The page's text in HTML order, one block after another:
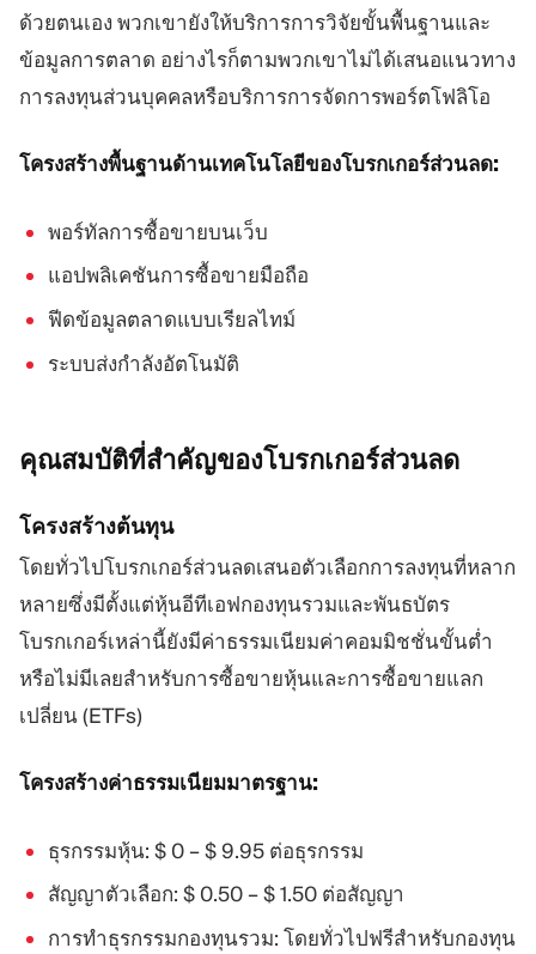
ด้วยตนเอง พวกเขายังให้บริการการวิจัยขั้นพื้นฐานและ
ข้อมูลการตลาด อย่างไรก็ตามพวกเขาไม่ได้เสนอแนวทาง
การลงทุนส่วนบุคคลหรือบริการการจัดการพอร์ตโฟลิโอ
โครงสร้างพื้นฐานด้านเทคโนโลยีของโบรกเกอร์ส่วนลด:
พอร์ทัลการซื้อขายบนเว็บ
แอปพลิเคชันการซื้อขายมือถือ
ฟีดข้อมูลตลาดแบบเรียลไทม์
ระบบส่งกำลังอัตโนมัติ
คุณสมบัติที่สำคัญของโบรกเกอร์ส่วนลด
โครงสร้างต้นทุน
โดยทั่วไปโบรกเกอร์ส่วนลดเสนอตัวเลือกการลงทุนที่หลาก
หลายซึ่งมีตั้งแต่หุ้นอีทีเอฟกองทุนรวมและพันธบัตร
โบรกเกอร์เหล่านี้ยังมีค่าธรรมเนียมค่าคอมมิชชั่นขั้นต่ำ
หรือไม่มีเลยสำหรับการซื้อขายหุ้นและการซื้อขายแลก
เปลี่ยน (ETFs)
โครงสร้างค่าธรรมเนียมมาตรฐาน:
ธุรกรรมหุ้น: $ 0 – $ 9.95 ต่อธุรกรรม
สัญญาตัวเลือก: $ 0.50 – $ 1.50 ต่อสัญญา
การทำธุรกรรมกองทุนรวม: โดยทั่วไปฟรีสำหรับกองทุน